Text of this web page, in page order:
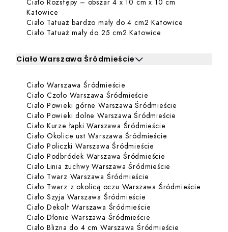
Ciało Rozstępy – obszar 4 x 10 cm x 10 cm
Katowice
Ciało Tatuaż bardzo mały do 4 cm2 Katowice
Ciało Tatuaż mały do 25 cm2 Katowice
Ciało Warszawa Śródmieście
Kliknij, aby rozwinąć i zobaczyć zabiegi dla Ciało
Zabiegi dla Ciało Warszawa Śródmieście
Ciało Warszawa Śródmieście
Ciało Czoło Warszawa Śródmieście
Ciało Powieki górne Warszawa Śródmieście
Ciało Powieki dolne Warszawa Śródmieście
Ciało Kurze łapki Warszawa Śródmieście
Ciało Okolice ust Warszawa Śródmieście
Ciało Policzki Warszawa Śródmieście
Ciało Podbródek Warszawa Śródmieście
Ciało Linia żuchwy Warszawa Śródmieście
Ciało Twarz Warszawa Śródmieście
Ciało Twarz z okolicą oczu Warszawa Śródmieście
Ciało Szyja Warszawa Śródmieście
Ciało Dekolt Warszawa Śródmieście
Ciało Dłonie Warszawa Śródmieście
Ciało Blizna do 4 cm Warszawa Śródmieście